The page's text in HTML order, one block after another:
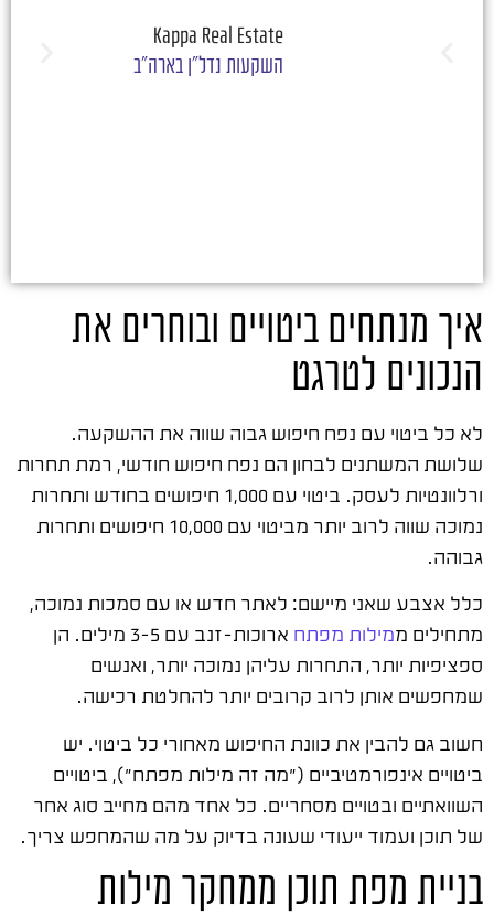
Kappa Real Estate
השקעות נדל"ן בארה"ב
איך מנתחים ביטויים ובוחרים את
הנכונים לטרגט
לא כל ביטוי עם נפח חיפוש גבוה שווה את ההשקעה.
שלושת המשתנים לבחון הם נפח חיפוש חודשי, רמת תחרות
ורלוונטיות לעסק. ביטוי עם 1,000 חיפושים בחודש ותחרות
נמוכה שווה לרוב יותר מביטוי עם 10,000 חיפושים ותחרות
גבוהה.
כלל אצבע שאני מיישם: לאתר חדש או עם סמכות נמוכה,
מתחילים ממילות מפתח
ארוכות-זנב עם 3-5 מילים. הן
ספציפיות יותר, התחרות עליהן נמוכה יותר, ואנשים
שמחפשים אותן לרוב קרובים יותר להחלטת רכישה.
חשוב גם להבין את כוונת החיפוש מאחורי כל ביטוי. יש
ביטויים אינפורמטיביים ("מה זה מילות מפתח"), ביטויים
השוואתיים ובטויים מסחריים. כל אחד מהם מחייב סוג אחר
של תוכן ועמוד ייעודי שעונה בדיוק על מה שהמחפש צריך.
בניית מפת תוכן ממחקר מילות